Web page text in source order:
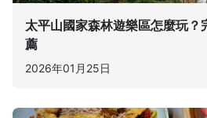
太平山國家森林遊樂區怎麼玩？
薦
2026年01月25日